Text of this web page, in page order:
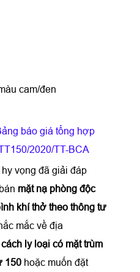
cam/đen
báo giá tổng hợp
2020/TT-BCA
hy vọng đã giải đáp
mặt nạ phòng độc
khí thở theo thông tư
mắc về địa
ly loại có mặt trùm
150 hoặc muốn đặt